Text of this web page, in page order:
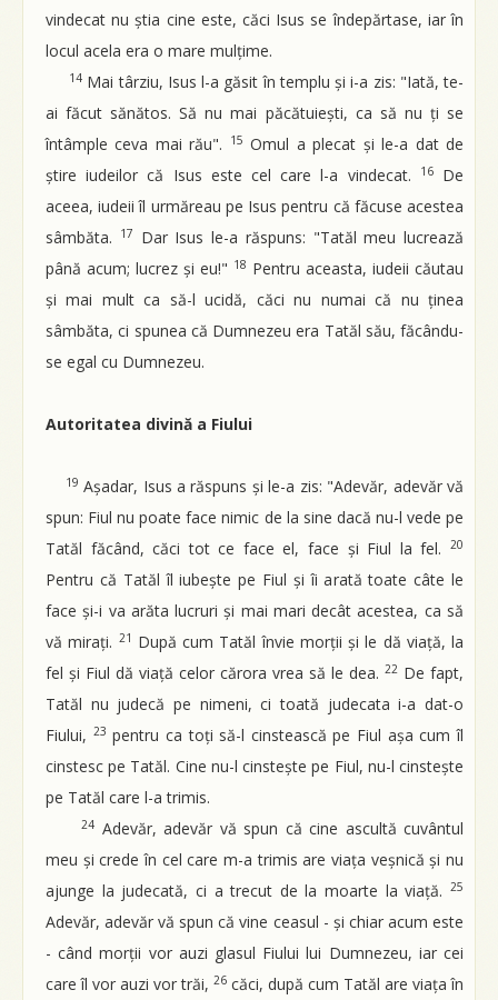
vindecat nu știa cine este, căci Isus se îndepărtase, iar în
locul acela era o mare mulțime.
14 Mai târziu, Isus l-a găsit în templu și i-a zis: "Iată, te-
ai făcut sănătos. Să nu mai păcătuiești, ca să nu ți se
întâmple ceva mai rău".
15 Omul a plecat și le-a dat de
știre iudeilor că Isus este cel care l-a vindecat.
16De
aceea, iudeii îl urmăreau pe Isus pentru că făcuse acestea
sâmbăta.
17
Dar Isus le-a răspuns: "Tatăl meu lucrează
până acum; lucrez și eu!" 18 Pentru aceasta, iudeii căutau
și mai mult ca să-l ucidă, căci nu numai că nu ținea
sâmbăta, ci spunea că Dumnezeu era Tatăl său, făcându-
se egal cu Dumnezeu.
Autoritatea divină a Fiului
19 Așadar, Isus a răspuns și le-a zis: "Adevăr, adevăr vă
spun: Fiul nu poate face nimic de la sine dacă nu-l vede pe
Tatăl făcând, căci tot ce face el, face și Fiul la fel.
20
Pentru că Tatăl îl iubește pe Fiul și îi arată toate câte le
face și-i va arăta lucruri și mai mari decât acestea, ca să
vă mirați. 21 După cum Tatăl învie morții și le dă viață, la
fel și Fiul dă viață celor cărora vrea să le dea. 22 De fapt,
Tatăl nu judecă pe nimeni, ci toată judecata i-a dat-o
Fiului, 23 pentru ca toți să-l cinstească pe Fiul așa cum îl
cinstesc pe Tatăl. Cine nu-l cinstește pe Fiul, nu-l cinstește
pe Tatăl care l-a trimis.
24 Adevăr, adevăr vă spun că cine ascultă cuvântul
meu și crede în cel care m-a trimis are viața veșnică și nu
ajunge la judecată, ci a trecut de la moarte la viață.
25
Adevăr, adevăr vă spun că vine ceasul - și chiar acum este
- când morții vor auzi glasul Fiului lui Dumnezeu, iar cei
care îl vor auzi vor trăi, 26 căci, după cum Tatăl are viața în